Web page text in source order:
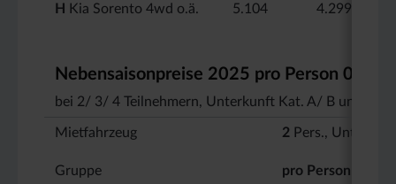
H Kia Sorento 4wd o.ä. 5.104 4.299
Nebensaisonpreise 2025 pro Person
bei 2/ 3/ 4 Teilnehmern, Unterkunft Kat. A/ B und
Mietfahrzeug
Gruppe
2 Pers.,
pro Person